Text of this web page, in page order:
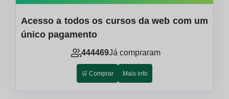
Acesso a todos os cursos da web com um
único pagamento
444469Já compraram
🛒 Comprar Mais info